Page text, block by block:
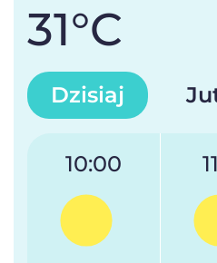
31°C
Dzisiaj
10:00